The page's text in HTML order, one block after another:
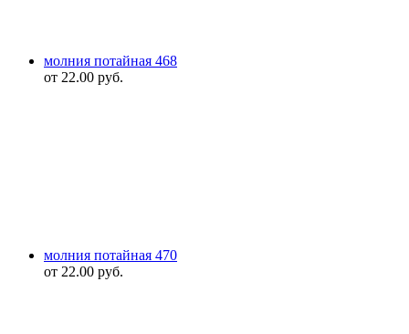
молния потайная 468
от 22.00 руб.
молния потайная 470
от 22.00 руб.